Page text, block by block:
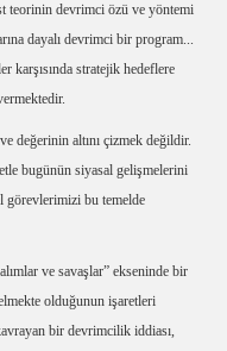
teorinin devrimci özü ve yöntemi
dayalı devrimci bir program...
karşısında stratejik hedeflere
değerinin altını çizmek değildir.
bugünün siyasal gelişmelerini
görevlerimizi bu temelde
ve savaşlar” ekseninde bir
olduğunun işaretleri
bir devrimcilik iddiası,